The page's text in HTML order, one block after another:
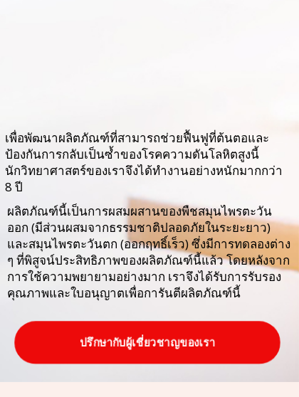
เพื่อพัฒนาผลิตภัณฑ์ที่สามารถช่วยฟื้นฟูที่ต้นตอและ
ป้องกันการกลับเป็นซ้ำของโรคความดันโลหิตสูงนี้
นักวิทยาศาสตร์ของเราจึงได้ทำงานอย่างหนักมากกว่า
8 ปี
ปรึกษากับผู้เชี่ยวชาญของเรา
ผลิตภัณฑ์นี้เป็นการผสมผสานของพืชสมุนไพรตะวัน
ออก (มีส่วนผสมจากธรรมชาติปลอดภัยในระยะยาว)
และสมุนไพรตะวันตก (ออกฤทธิ์เร็ว) ซึ่งมีการทดลองต่าง
ๆ ที่พิสูจน์ประสิทธิภาพของผลิตภัณฑ์นี้แล้ว โดยหลังจาก
การใช้ความพยายามอย่างมาก เราจึงได้รับการรับรอง
คุณภาพและใบอนุญาตเพื่อการันตีผลิตภัณฑ์นี้